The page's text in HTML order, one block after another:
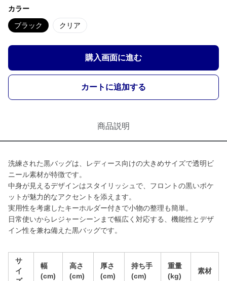
カラー
ブラック クリア
購入画面に進む
カートに追加する
商品説明
洗練された黒バッグは、レディース向けの大きめサイズで透明ビ
ニール素材が特徴です。
中身が見えるデザインはスタイリッシュで、フロントの黒いポケ
ットが魅力的なアクセントを添えます。
実用性を考慮したキーホルダー付きで小物の整理も簡単。
日常使いからレジャーシーンまで幅広く対応する、機能性とデザ
イン性を兼ね備えた黒バッグです。
サ
イ
幅
(cm)
高さ
(cm)
厚さ
(cm)
持ち手
(cm)
重量
(kg)
素材